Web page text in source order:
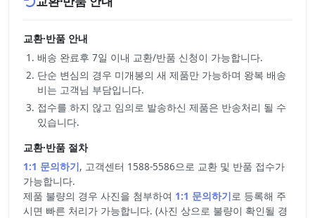
교환·반품 안내
배송 완료후 7일 이내 교환/반품 신청이 가능합니다.
단순 변심의 경우 미개봉의 새 제품만 가능하며 왕복 배송
비는 고객님 부담입니다.
접수를 하지 않고 임의로 발송하신 제품은 반송처리 될 수
있습니다.
교환·반품 절차
1:1 문의하기, 고객센터 1588-5586으로 교환 및 반품 접수가
가능합니다.
제품 불량의 경우 사진을 첨부하여 1:1 문의하기로 등록해 주
시면 빠른 처리가 가능합니다. (사진 상으로 불량이 확인될 경